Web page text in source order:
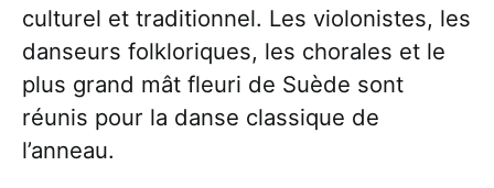
culturel et traditionnel. Les violonistes, les
danseurs folkloriques, les chorales et le
plus grand mât fleuri de Suède sont
réunis pour la danse classique de
l’anneau.